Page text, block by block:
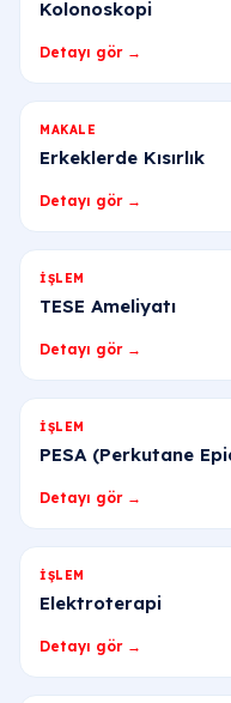
Kolonoskopi
Detayı gör →
MAKALE
Erkeklerde Kısırlık
Detayı gör →
İŞLEM
TESE Ameliyatı
Detayı gör →
İŞLEM
PESA (Perkutane
Detayı gör →
İŞLEM
Elektroterapi
Detayı gör →